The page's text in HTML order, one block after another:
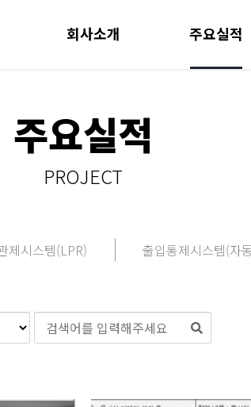
회사소개 주요실적
주요실적
PROJECT
제시스템(LPR) 출입통제시스템(자